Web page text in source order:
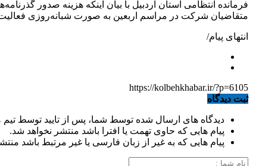
متقاضیان شرکت در مراسم اربعین به صورت شبانه‎‌روزی فعالیت می‌کند.
انتهای پیام/
https://kolbehkhabar.ir/?p=6105
ثبت دیدگاه
دیدگاه های ارسال شده توسط شما، پس از تایید توسط
پیام هایی که حاوی تهمت یا افترا باشد منتشر نخواهد شد.
پیام هایی که به غیر از زبان فارسی یا غیر مرتبط باشد